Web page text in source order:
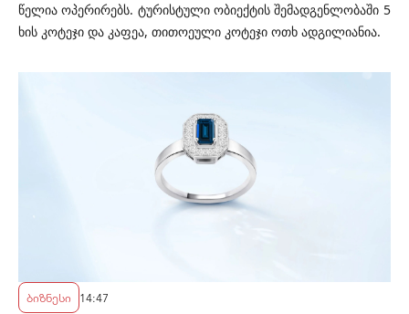
წელია ოპერირებს. ტურისტული ობიექტის შემადგენლობაში 5
ხის კოტეჯი და კაფეა, თითოეული კოტეჯი ოთხ ადგილიანია.
ბიზნესი 14:47